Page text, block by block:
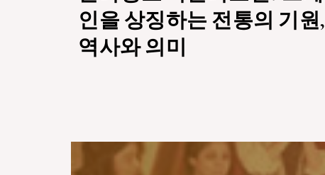
인을 상징하는 전통의 기원,
역사와 의미